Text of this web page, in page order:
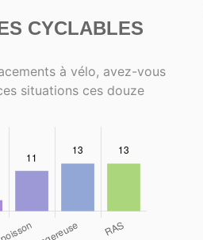
CYCLABLES
à vélo, avez-vous
situations ces douze